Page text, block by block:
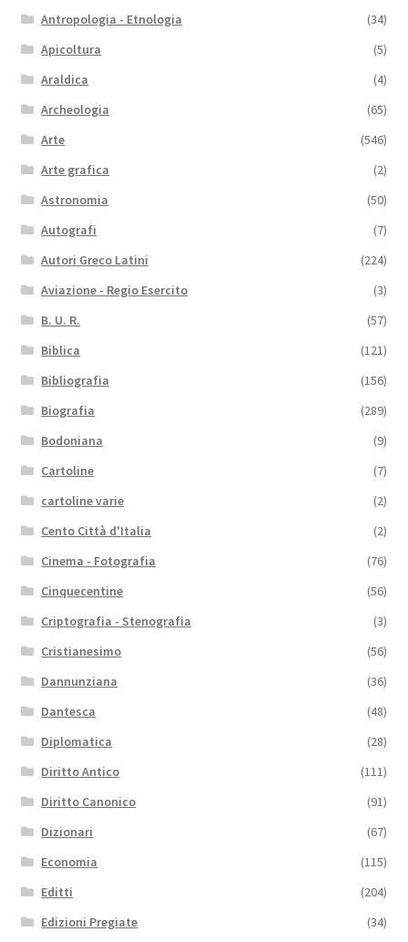
Antropologia - Etnologia
(34)
Apicoltura
(5)
Araldica
(4)
Archeologia
(65)
Arte
(546)
Arte grafica
(2)
Astronomia
(50)
Autografi
(7)
Autori Greco Latini
(224)
Aviazione - Regio Esercito
(3)
B. U. R.
(57)
Biblica
(121)
Bibliografia
(156)
Biografia
(289)
Bodoniana
(9)
Cartoline
(7)
cartoline varie
(2)
Cento Città d'Italia
(2)
Cinema - Fotografia
(76)
Cinquecentine
(56)
Criptografia - Stenografia
(3)
Cristianesimo
(56)
Dannunziana
(36)
Dantesca
(48)
Diplomatica
(28)
Diritto Antico
(111)
Diritto Canonico
(91)
Dizionari
(67)
Economia
(115)
Editti
(204)
Edizioni Pregiate
(34)